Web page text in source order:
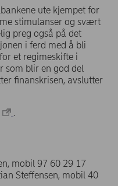
ute kjempet for
stimulanser og svært
preg også på det
i ferd med å bli
et regimeskifte i
som blir en god del
finanskrisen, avslutter
.
mobil 97 60 29 17
Steffensen, mobil 40